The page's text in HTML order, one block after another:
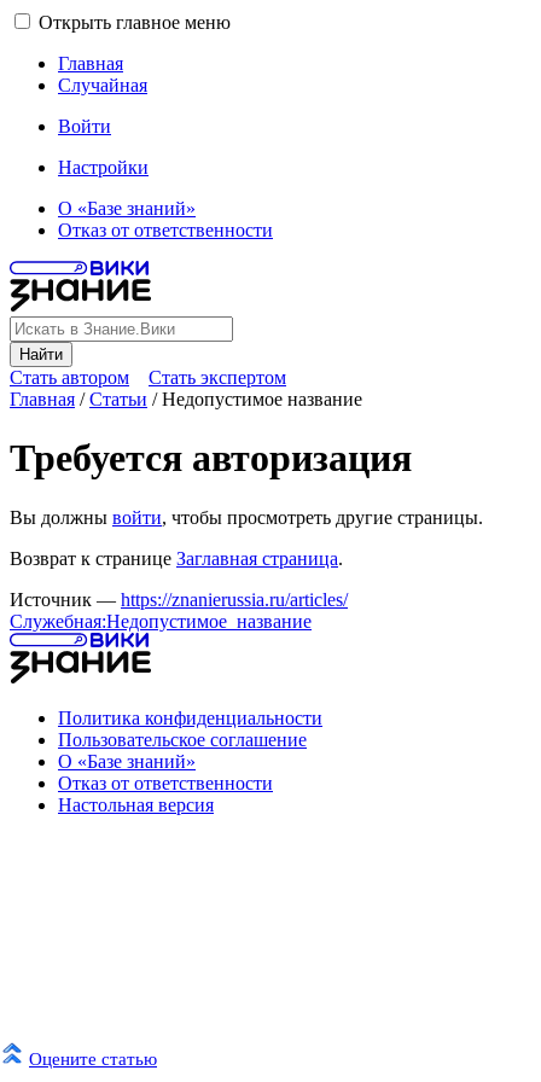
Открыть главное меню
Главная
Случайная
Войти
Настройки
О «Базе знаний»
Отказ от ответственности
Найти
Стать автором Стать экспертом
Оцените статью
Главная /Статьи /Недопустимое название
Требуется авторизация
Вы должны войти, чтобы просмотреть другие страницы.
Возврат к странице Заглавная страница.
Источник — https://znanierussia.ru/articles/
Служебная:Недопустимое_название
Политика конфиденциальности
Пользовательское соглашение
О «Базе знаний»
Отказ от ответственности
Настольная версия